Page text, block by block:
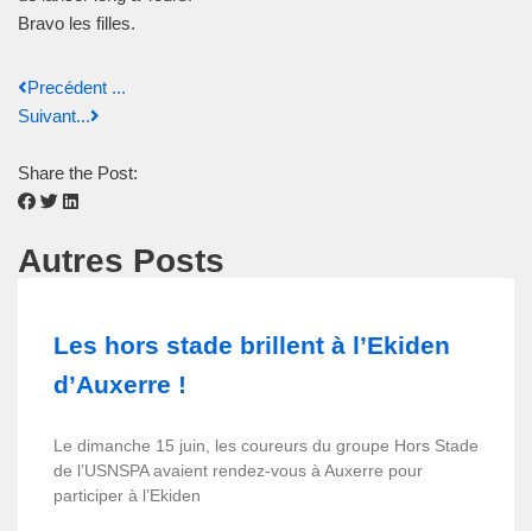
Bravo les filles.
Precédent ...
Suivant...
Share the Post:
Autres Posts
Les hors stade brillent à l’Ekiden
d’Auxerre !
Le dimanche 15 juin, les coureurs du groupe Hors Stade
de l’USNSPA avaient rendez-vous à Auxerre pour
participer à l’Ekiden